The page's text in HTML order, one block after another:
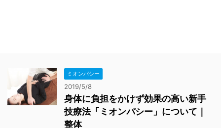
ミオンパシー
2019/5/8
身体に負担をかけず効果の高い新手
技療法「ミオンパシー」について｜
整体